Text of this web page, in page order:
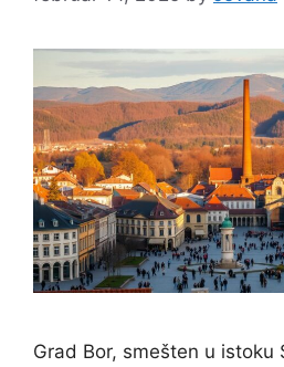
Grad Bor, smešten u istoku